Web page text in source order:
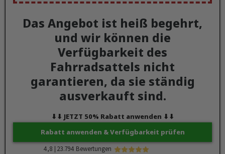
Das Angebot ist heiß begehrt,
und wir können die
Verfügbarkeit des
Fahrradsattels nicht
garantieren, da sie ständig
ausverkauft sind.
⬇︎⬇︎ JETZT 50% Rabatt anwenden ⬇︎⬇︎
Rabatt anwenden & Verfügbarkeit prüfen
4,8 | 23.794 Bewertungen